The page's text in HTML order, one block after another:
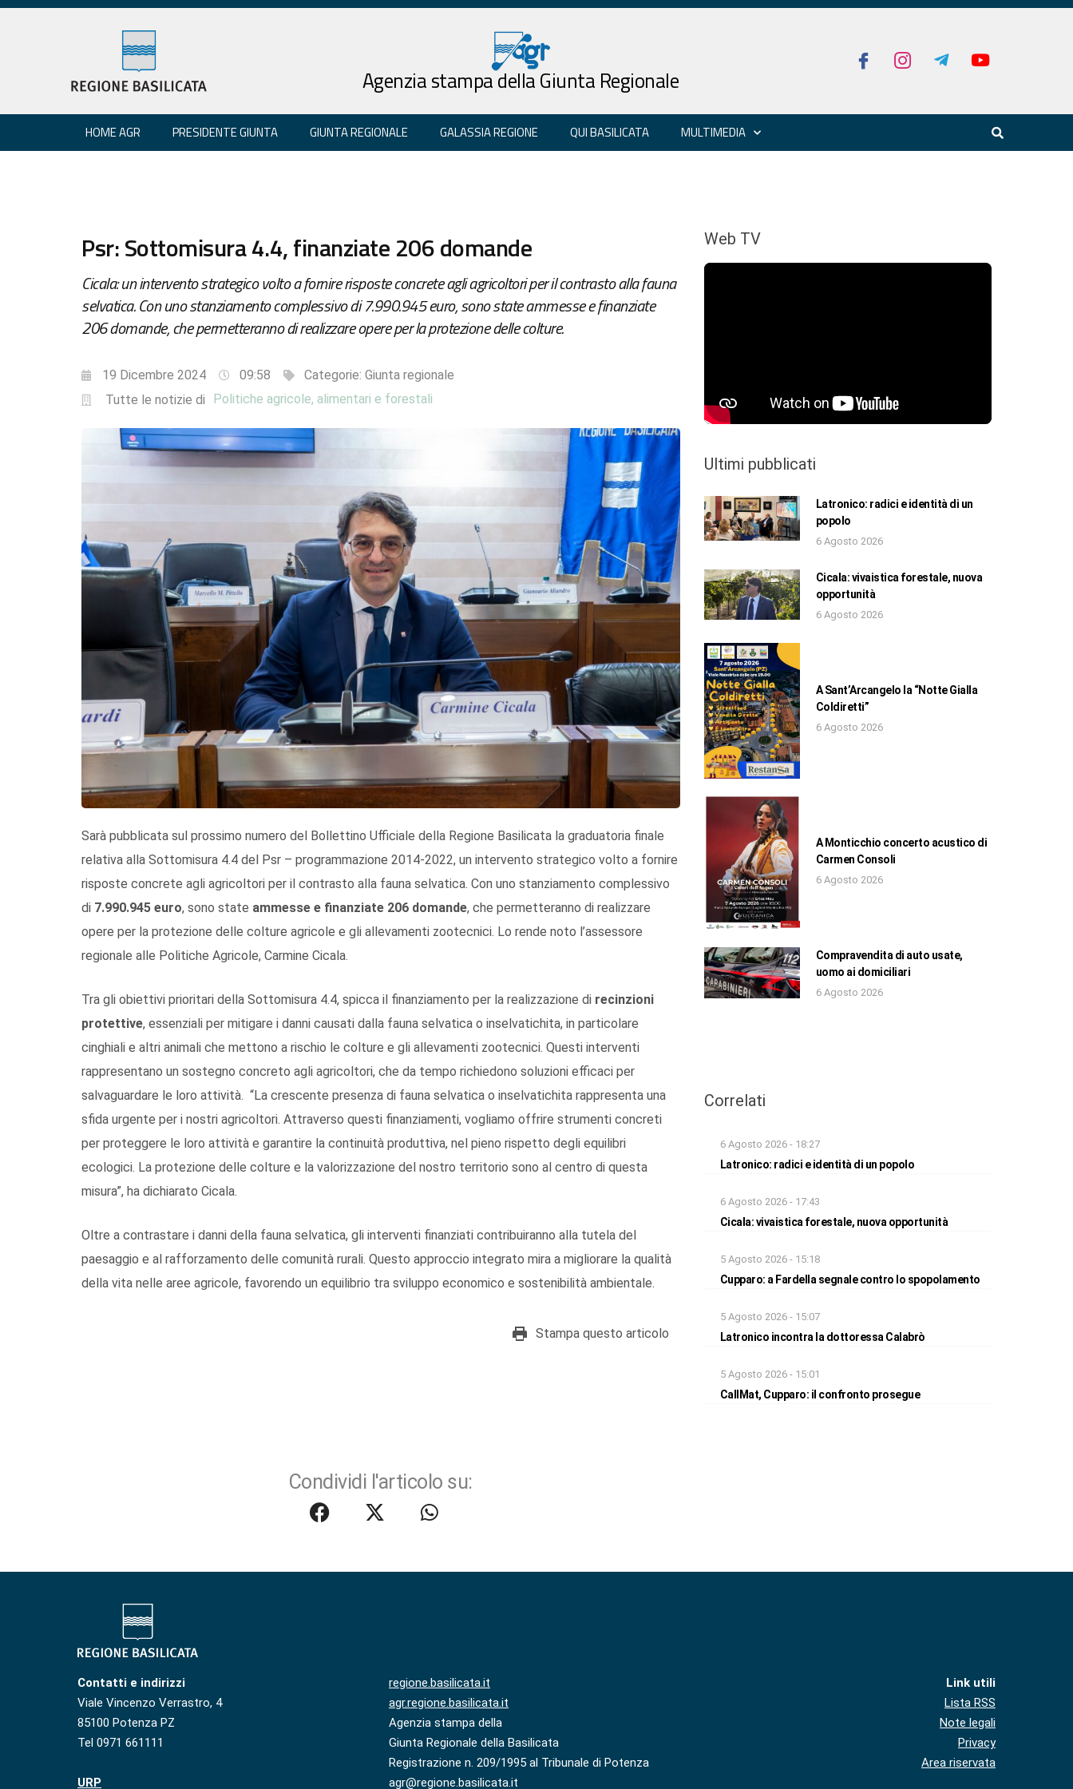
Agenzia stampa della Giunta Regionale
HOME AGR PRESIDENTE GIUNTA GIUNTA REGIONALE GALASSIA REGIONE QUI BASILICATA MULTIMEDIA
Psr: Sottomisura 4.4, finanziate 206 domande
Cicala: un intervento strategico volto a fornire risposte concrete agli agricoltori per il contrasto alla fauna
selvatica. Con uno stanziamento complessivo di 7.990.945 euro, sono state ammesse e finanziate
206 domande, che permetteranno di realizzare opere per la protezione delle colture.
19 Dicembre 2024 09:58 Categorie: Giunta regionale
Tutte le notizie di
Politiche agricole, alimentari e forestali
Sarà pubblicata sul prossimo numero del Bollettino Ufficiale della Regione Basilicata la graduatoria finale
relativa alla Sottomisura 4.4 del Psr – programmazione 2014-2022, un intervento strategico volto a fornire
risposte concrete agli agricoltori per il contrasto alla fauna selvatica. Con uno stanziamento complessivo
di 7.990.945 euro, sono state ammesse e finanziate 206 domande, che permetteranno di realizzare
opere per la protezione delle colture agricole e gli allevamenti zootecnici. Lo rende noto l’assessore
regionale alle Politiche Agricole, Carmine Cicala.
Tra gli obiettivi prioritari della Sottomisura 4.4, spicca il finanziamento per la realizzazione di recinzioni
protettive, essenziali per mitigare i danni causati dalla fauna selvatica o inselvatichita, in particolare
cinghiali e altri animali che mettono a rischio le colture e gli allevamenti zootecnici. Questi interventi
rappresentano un sostegno concreto agli agricoltori, che da tempo richiedono soluzioni efficaci per
salvaguardare le loro attività. “La crescente presenza di fauna selvatica o inselvatichita rappresenta una
sfida urgente per i nostri agricoltori. Attraverso questi finanziamenti, vogliamo offrire strumenti concreti
per proteggere le loro attività e garantire la continuità produttiva, nel pieno rispetto degli equilibri
ecologici. La protezione delle colture e la valorizzazione del nostro territorio sono al centro di questa
misura”, ha dichiarato Cicala.
Oltre a contrastare i danni della fauna selvatica, gli interventi finanziati contribuiranno alla tutela del
paesaggio e al rafforzamento delle comunità rurali. Questo approccio integrato mira a migliorare la qualità
della vita nelle aree agricole, favorendo un equilibrio tra sviluppo economico e sostenibilità ambientale.
Stampa questo articolo
Condividi l'articolo su:
Web TV
Ultimi pubblicati
Latronico: radici e identità di un
popolo
6 Agosto 2026
Cicala: vivaistica forestale, nuova
opportunità
6 Agosto 2026
A Sant’Arcangelo la “Notte Gialla
Coldiretti”
6 Agosto 2026
A Monticchio concerto acustico di
Carmen Consoli
6 Agosto 2026
Compravendita di auto usate,
uomo ai domiciliari
6 Agosto 2026
Correlati
6 Agosto 2026 - 18:27
Latronico: radici e identità di un popolo
6 Agosto 2026 - 17:43
Cicala: vivaistica forestale, nuova opportunità
5 Agosto 2026 - 15:18
Cupparo: a Fardella segnale contro lo spopolamento
5 Agosto 2026 - 15:07
Latronico incontra la dottoressa Calabrò
5 Agosto 2026 - 15:01
CallMat, Cupparo: il confronto prosegue
Contatti e indirizzi
Viale Vincenzo Verrastro, 4
85100 Potenza PZ
Tel 0971 661111
URP
regione.basilicata.it
agr.regione.basilicata.it
Agenzia stampa della
Giunta Regionale della Basilicata
Registrazione n. 209/1995 al Tribunale di Potenza
agr@regione.basilicata.it
Link utili
Lista RSS
Note legali
Privacy
Area riservata